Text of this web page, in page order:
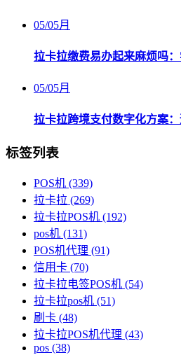
05/05月
拉卡拉缴费易办起来麻烦吗
05/05月
拉卡拉跨境支付数字化方案
标签列表
POS机 (339)
拉卡拉 (269)
拉卡拉POS机 (192)
pos机 (131)
POS机代理 (91)
信用卡 (70)
拉卡拉电签POS机 (54)
拉卡拉pos机 (51)
刷卡 (48)
拉卡拉POS机代理 (43)
pos (38)